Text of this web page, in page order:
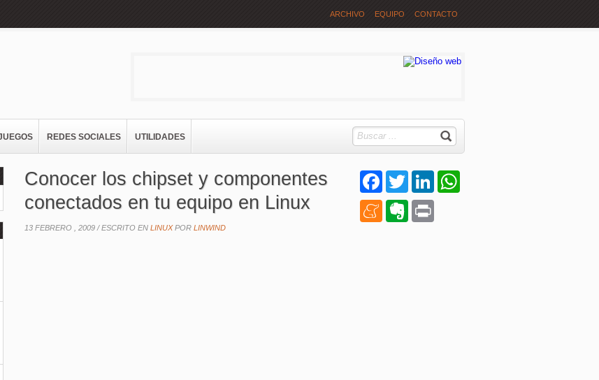
ARCHIVO EQUIPO CONTACTO
REDES SOCIALES UTILIDADES
FacebookTwitter LinkedIn
MeneameEvernote
Conocer los chipset y componentes
conectados en tu equipo en Linux
13 FEBRERO , 2009 /ESCRITO EN LINUXPOR LINWIND